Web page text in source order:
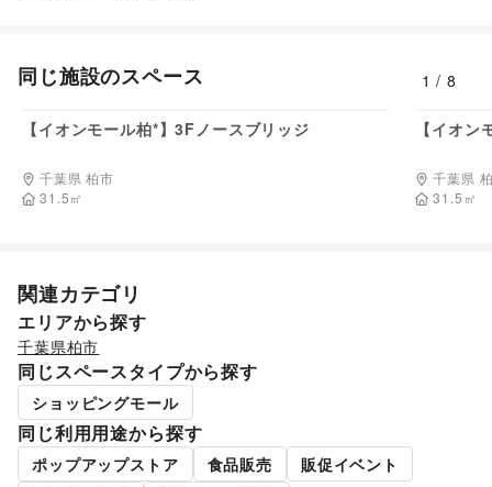
同じ施設のスペース 1 /8
【イオンモール柏*】3Fノースブリッジ
千葉県 柏市
31.5㎡
【イオ
千葉県
31.5 ㎡
関連カテゴリ
エリアから探す
千葉県柏市
同じスペースタイプから探す
ショッピングモール
同じ利用用途から探す
ポップアップストア 食品販売
販促イベント